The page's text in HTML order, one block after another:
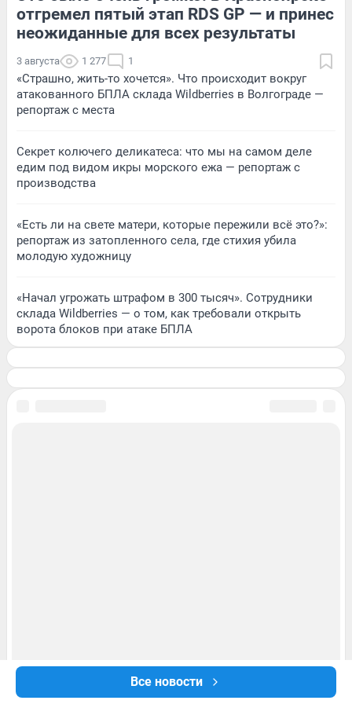
Все новости
6 Обсудить
отгремел пятый этап RDS GP — и принес
неожиданные для всех результаты
3 августа 1 277 1
«Страшно, жить-то хочется». Что происходит вокруг
атакованного БПЛА склада Wildberries в Волгограде —
репортаж с места
Секрет колючего деликатеса: что мы на самом деле
едим под видом икры морского ежа — репортаж с
производства
«Есть ли на свете матери, которые пережили всё это?»:
репортаж из затопленного села, где стихия убила
молодую художницу
«Начал угрожать штрафом в 300 тысяч». Сотрудники
склада Wildberries — о том, как требовали открыть
ворота блоков при атаке БПЛА